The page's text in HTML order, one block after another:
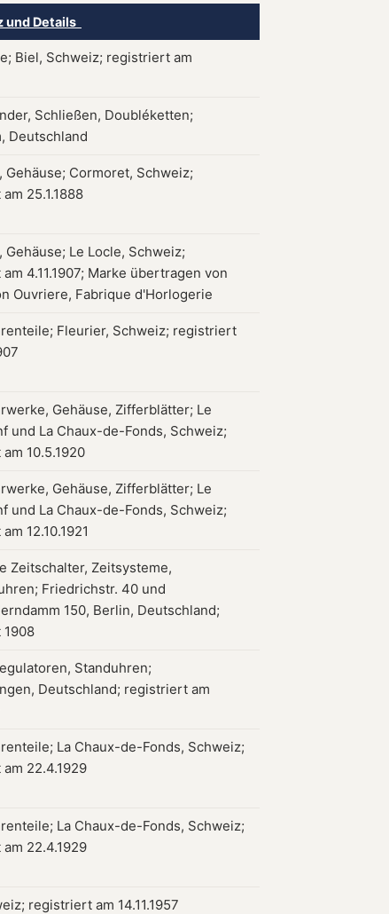
und Details
Biel, Schweiz; registriert am
Schließen, Doubléketten;
Deutschland
Gehäuse; Cormoret, Schweiz;
25.1.1888
Gehäuse; Le Locle, Schweiz;
4.11.1907; Marke übertragen von
Ouvriere, Fabrique d'Horlogerie
Fleurier, Schweiz; registriert
Gehäuse, Zifferblätter; Le
und La Chaux-de-Fonds, Schweiz;
10.5.1920
Gehäuse, Zifferblätter; Le
und La Chaux-de-Fonds, Schweiz;
12.10.1921
Zeitschalter, Zeitsysteme,
Friedrichstr. 40 und
150, Berlin, Deutschland;
Standuhren;
Deutschland; registriert am
La Chaux-de-Fonds, Schweiz;
22.4.1929
La Chaux-de-Fonds, Schweiz;
22.4.1929
registriert am 14.11.1957